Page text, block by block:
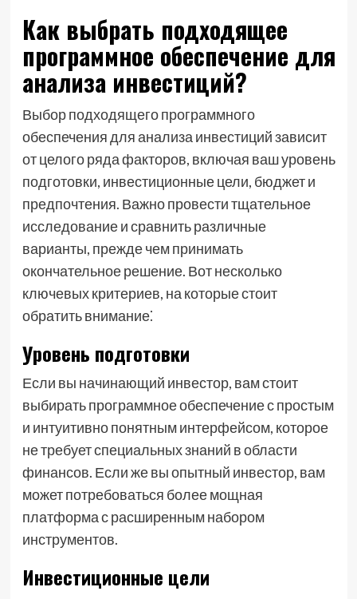
Как выбрать подходящее
программное обеспечение для
анализа инвестиций?
Выбор подходящего программного
обеспечения для анализа инвестиций зависит
от целого ряда факторов, включая ваш уровень
подготовки, инвестиционные цели, бюджет и
предпочтения. Важно провести тщательное
исследование и сравнить различные
варианты, прежде чем принимать
окончательное решение. Вот несколько
ключевых критериев, на которые стоит
обратить внимание⁚
Уровень подготовки
Если вы начинающий инвестор, вам стоит
выбирать программное обеспечение с простым
и интуитивно понятным интерфейсом, которое
не требует специальных знаний в области
финансов. Если же вы опытный инвестор, вам
может потребоваться более мощная
платформа с расширенным набором
инструментов.
Инвестиционные цели